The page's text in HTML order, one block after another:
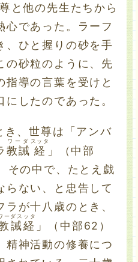
と他の先生たちから
心であった。ラーフ
、ひと握りの砂を手
の砂粒のように、先
指導の言葉を受けと
したのであった。
き、世尊は「アンバ
教誡
ワーダ
経
スッタ
」（中部
その中で、たとえ戯
らない、と忠告して
が十八歳のとき、
誡経
ーダスッタ
」（中部62）
精神活動の修養につ